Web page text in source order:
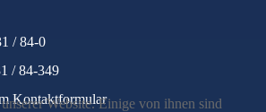
/ 84-0
/ 84-349
Kontaktformular
Website. Einige von ihnen sind